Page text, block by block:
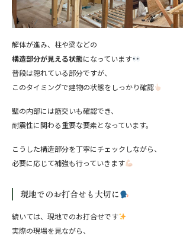
解体が進み、柱や梁などの
構造部分が見える状態になっています
普段は隠れている部分ですが、
このタイミングで建物の状態をしっかり確認
壁の内部には筋交いも確認でき、
耐震性に関わる重要な要素となっています。
こうした構造部分を丁寧にチェックしながら、
必要に応じて補強も行っていきます
現地でのお打合せも大切に
続いては、現地でのお打合せです
実際の現場を見ながら、